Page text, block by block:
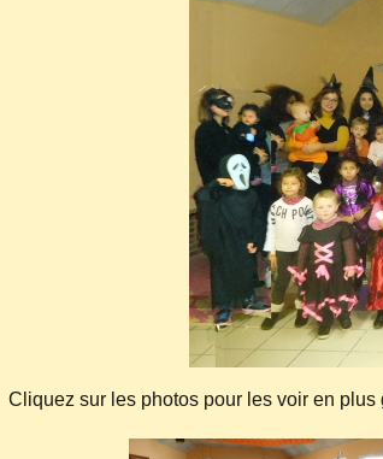
Cliquez sur les photos pour les voir en plus